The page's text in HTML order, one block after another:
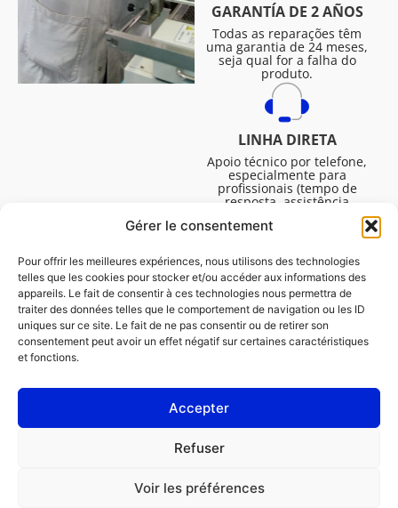
Gérer le consentement
Pour offrir les meilleures expériences, nous utilisons des technologies
telles que les cookies pour stocker et/ou accéder aux informations des
appareils. Le fait de consentir à ces technologies nous permettra de
traiter des données telles que le comportement de navigation ou les ID
uniques sur ce site. Le fait de ne pas consentir ou de retirer son
consentement peut avoir un effet négatif sur certaines caractéristiques
et fonctions.
Accepter
Refuser
Voir les préférences
GARANTÍA DE 2 AÑOS
Todas as reparações têm
uma garantia de 24 meses,
seja qual for a falha do
produto.
LINHA DIRETA
Apoio técnico por telefone,
especialmente para
profissionais (tempo de
resposta, assistência
técnica, etc.). De segunda a
sexta-feira, das 08:30 às